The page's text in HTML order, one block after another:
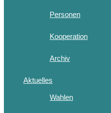
Personen
Kooperation
Archiv
Aktuelles
Wahlen